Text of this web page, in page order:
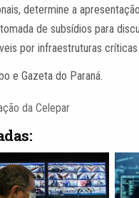
determine a
de subsídios para
por infraestruturas
e Gazeta do Paraná.
da Celepar